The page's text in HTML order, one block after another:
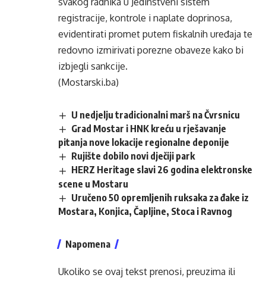
registracije, kontrole i naplate doprinosa,
evidentirati promet putem fiskalnih uređaja te
redovno izmirivati porezne obaveze kako bi
izbjegli sankcije.
(Mostarski.ba)
U nedjelju tradicionalni marš na Čvrsnicu
Grad Mostar i HNK kreću u rješavanje
pitanja nove lokacije regionalne deponije
Rujište dobilo novi dječiji park
HERZ Heritage slavi 26 godina elektronske
scene u Mostaru
Uručeno 50 opremljenih ruksaka za đake iz
Mostara, Konjica, Čapljine, Stoca i Ravnog
Napomena
Ukoliko se ovaj tekst prenosi, preuzima ili